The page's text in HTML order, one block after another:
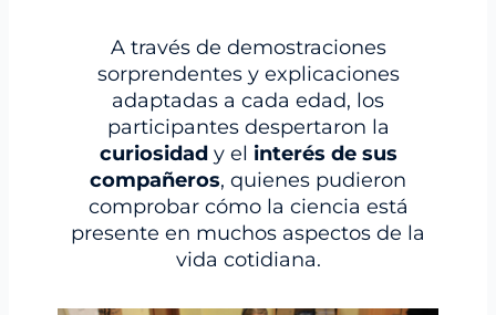
A través de demostraciones
sorprendentes y explicaciones
adaptadas a cada edad, los
participantes despertaron la
curiosidady el interés de sus
compañeros, quienes pudieron
comprobar cómo la ciencia está
presente en muchos aspectos de la
vida cotidiana.